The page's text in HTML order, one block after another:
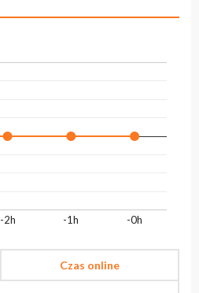
-2h -1h -0h
Czas online